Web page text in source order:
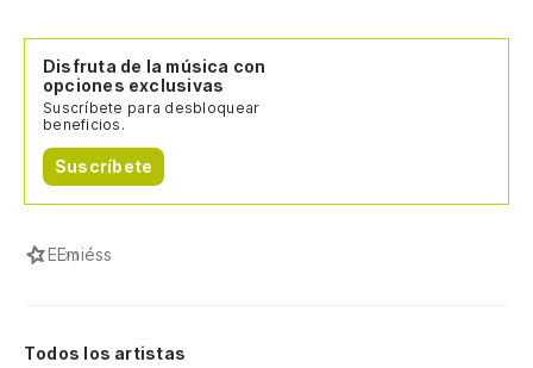
Disfruta de la música con
opciones exclusivas
Suscríbete para desbloquear
beneficios.
Suscríbete
EEmiéss
Todos los artistas